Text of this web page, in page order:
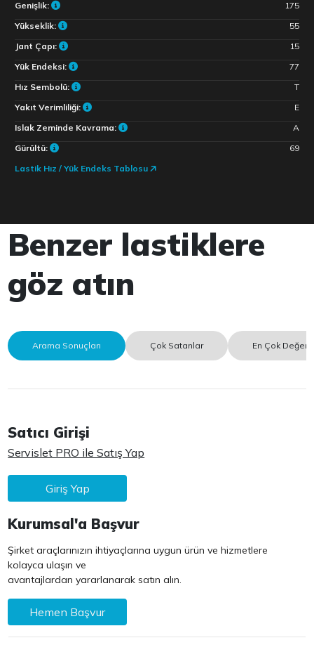
Genişlik:
175
Yükseklik:
55
Jant Çapı:
15
Yük Endeksi:
77
Hız Sembolü:
T
Yakıt Verimliliği:
E
Islak Zeminde Kavrama:
A
Gürültü:
69
Lastik Hız / Yük Endeks Tablosu
Benzer lastiklere
göz atın
Arama Sonuçları Çok Satanlar En Çok
Satıcı Girişi
Servislet PRO ile Satış Yap
Giriş Yap
Kurumsal'a Başvur
Şirket araçlarınızın ihtiyaçlarına uygun ürün ve hizmetlere
kolayca ulaşın ve
avantajlardan yararlanarak satın alın.
Hemen Başvur